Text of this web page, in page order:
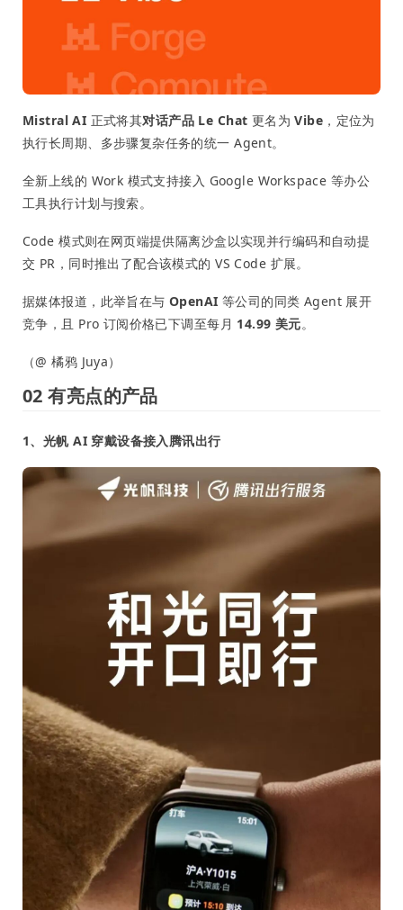
Mistral AI 正式将其对话产品 Le Chat 更名为Vibe ，定位为
执行长周期、多步骤复杂任务的统一 Agent。
全新上线的 Work 模式支持接入 Google Workspace 等办公
工具执行计划与搜索。
Code 模式则在网页端提供隔离沙盒以实现并行编码和自动提
交 PR，同时推出了配合该模式的 VS Code 扩展。
据媒体报道，此举旨在与OpenAI 等公司的同类 Agent 展开
竞争，且 Pro 订阅价格已下调至每月 14.99 美元。
（@ 橘鸦 Juya）
02 有亮点的产品
1、光帆 AI 穿戴设备接入腾讯出行